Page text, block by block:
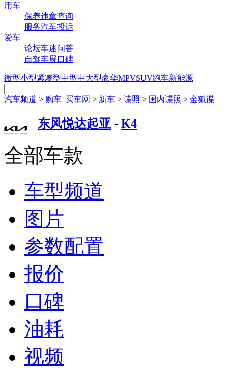
用车
保养违章查询
服务汽车投诉
爱车
论坛车迷问答
自驾车展口碑
微型小型紧凑型中型中大型豪华MPVSUV跑车新能源
汽车频道 > 购车_买车网 > 新车 > 谍照 > 国内谍照 > 金狐谍
东风悦达起亚 - K4
全部车款
车型频道
图片
参数配置
报价
口碑
油耗
视频